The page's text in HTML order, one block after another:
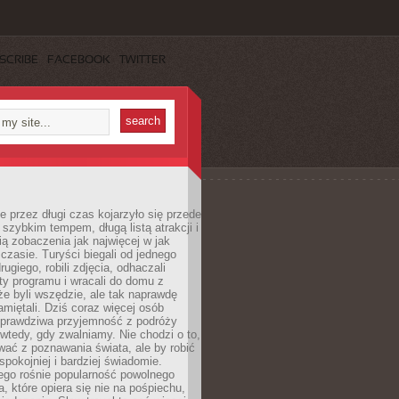
FACEBOOK TWITTER
przez długi czas kojarzyło się przede
tempem, długą listą atrakcji i
zobaczenia jak najwięcej w jak
Turyści biegali od jednego
robili zdjęcia, odhaczali
programu i wracali do domu z
byli wszędzie, ale tak naprawdę
Dziś coraz więcej osób
przyjemność z podróży
gdy zwalniamy. Nie chodzi o to,
z poznawania świata, ale by robić
i bardziej świadomie.
rośnie popularność powolnego
które opiera się nie na pośpiechu,